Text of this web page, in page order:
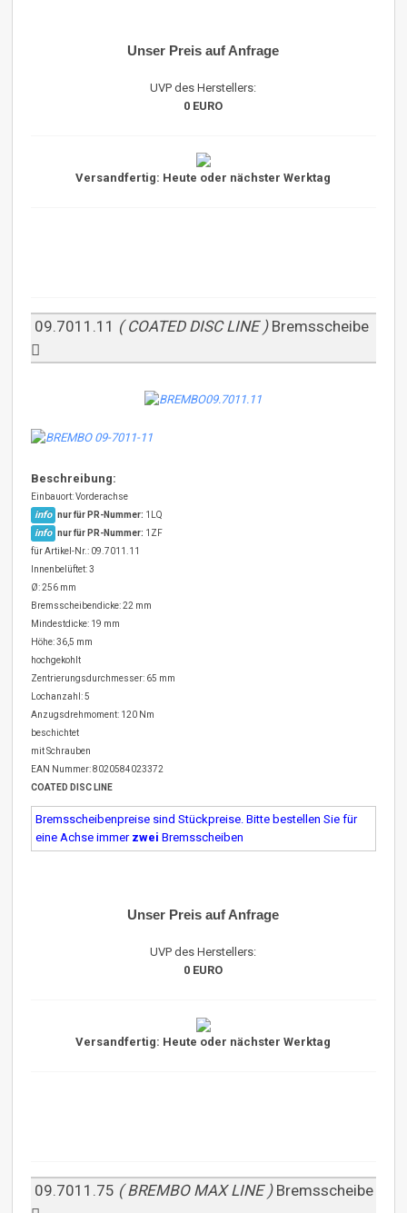
Unser Preis auf Anfrage
UVP des Herstellers:
0 EURO
Versandfertig: Heute oder nächster Werktag
09.7011.11 ( COATED DISC LINE ) Bremsscheibe
Beschreibung:
Einbauort: Vorderachse
info nur für PR-Nummer: 1LQ
info nur für PR-Nummer: 1ZF
für Artikel-Nr.: 09.7011.11
Innenbelüftet: 3
Ø: 256 mm
Bremsscheibendicke: 22 mm
Mindestdicke: 19 mm
Höhe: 36,5 mm
hochgekohlt
Zentrierungsdurchmesser: 65 mm
Lochanzahl: 5
Anzugsdrehmoment: 120 Nm
beschichtet
mit Schrauben
EAN Nummer: 8020584023372
COATED DISC LINE
Bremsscheibenpreise sind Stückpreise. Bitte bestellen Sie für
eine Achse immer zwei Bremsscheiben
Unser Preis auf Anfrage
UVP des Herstellers:
0 EURO
Versandfertig: Heute oder nächster Werktag
09.7011.75 ( BREMBO MAX LINE ) Bremsscheibe